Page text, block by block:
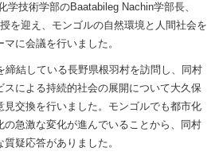
学技術学部のBaatabileg Nachin学部長、
を迎え、モンゴルの自然環境と人間社会を
に会議を行いました。
締結している長野県根羽村を訪問し、同村
による持続的社会の展開について大久保
交換を行いました。モンゴルでも都市化
の急激な変化が進んでいることから、同村
疑応答がありました。